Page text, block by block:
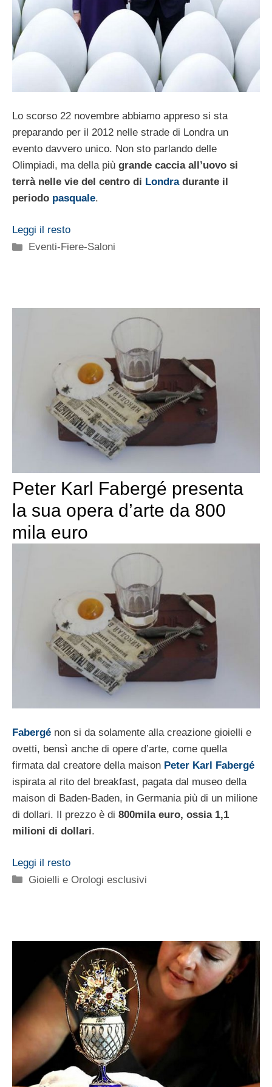
Lo scorso 22 novembre abbiamo appreso si sta
preparando per il 2012 nelle strade di Londra un
evento davvero unico. Non sto parlando delle
Olimpiadi, ma della più grande caccia all’uovo si
terrà nelle vie del centro di Londradurante il
periodo pasquale.
Leggi il resto
Categorie
Eventi-Fiere-Saloni
Peter Karl Fabergé presenta
la sua opera d’arte da 800
mila euro
Fabergé non si da solamente alla creazione gioielli e
ovetti, bensì anche di opere d’arte, come quella
firmata dal creatore della maison Peter Karl Fabergé
ispirata al rito del breakfast, pagata dal museo della
maison di Baden-Baden, in Germania più di un milione
di dollari. Il prezzo è di 800mila euro, ossia 1,1
milioni di dollari.
Leggi il resto
Categorie
Gioielli e Orologi esclusivi